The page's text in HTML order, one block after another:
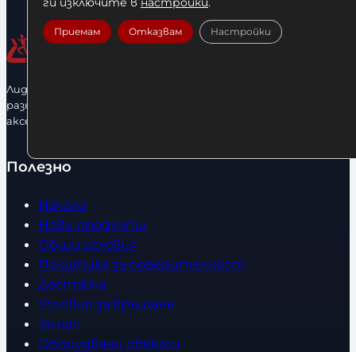
Лидерфитнес е водещ вносител и представител на голямо
разнообразие от бойна екипировка, фитнес уреди и
аксесоари.
Полезно
Начало
Нови продукти
Общи условия
Политика за поверителност
Доставка
Условия за връщане
За нас
Оборудвани обекти
Приемам Отказвам Настройки